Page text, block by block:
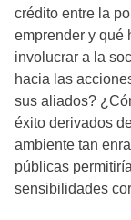
crédito entre la
emprender y qué
involucrar a la
hacia las
sus aliados?
éxito derivados
ambiente tan
públicas
sensibilidades